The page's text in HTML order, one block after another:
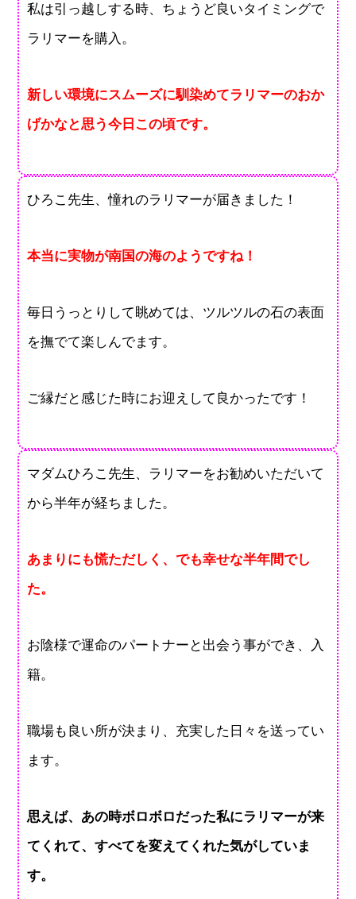
私は引っ越しする時、ちょうど良いタイミングで
ラリマーを購入。
新しい環境にスムーズに馴染めてラリマーのおか
げかなと思う今日この頃です。
ひろこ先生、憧れのラリマーが届きました！
本当に実物が南国の海のようですね！
毎日うっとりして眺めては、ツルツルの石の表面
を撫でて楽しんでます。
ご縁だと感じた時にお迎えして良かったです！
マダムひろこ先生、ラリマーをお勧めいただいて
から半年が経ちました。
あまりにも慌ただしく、でも幸せな半年間でし
た。
お陰様で運命のパートナーと出会う事ができ、入
籍。
職場も良い所が決まり、充実した日々を送ってい
ます。
思えば、あの時ボロボロだった私にラリマーが来
てくれて、すべてを変えてくれた気がしていま
す。